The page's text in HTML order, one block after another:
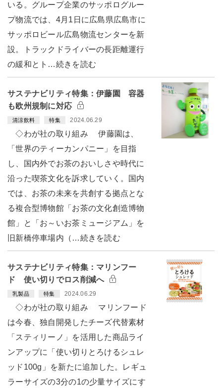
いる。グループ企業のサッポログルー
プ物流では、4月1日に広島県広島市に
サッポロビール広島物流センターを新
設。トラックドライバーの長距離運行
の緩和とト…続きを読む
サステナビリティ特集：伊藤園 容器
も欧州規制に対応
清涼飲料 特集 2024.06.29
◇わが社の取り組み 伊藤園は、
「世界のティーカンパニー」を目指
し、国内外でお茶のおいしさや時代に
沿った喫茶文化を訴求していく。国内
では、お茶の未来を共創する拠点とな
る複合型博物館「お茶の文化創造博物
館」と「お～いお茶ミュージアム」を
旧新橋停車場内（…続きを読む
サステナビリティ特集：マリンフー
ド 使い切りでロス削減へ
乳製品 特集 2024.06.29
◇わが社の取り組み マリンフード
は今春、独自開発したチーズ代替素材
「スティリーノ」を活用した商品ライ
ンアップに「使い切りとろけるシュレ
ッド100g」を新たに追加した。レギュ
ラーサイズの3分の1の少量サイズにす